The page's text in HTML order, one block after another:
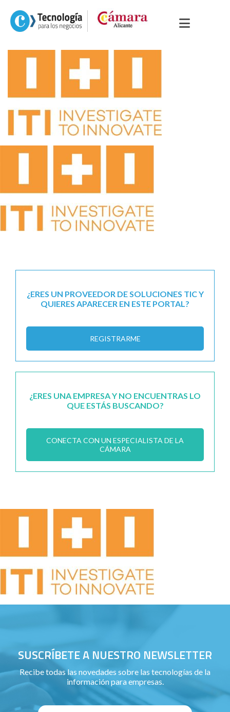
¿ERES UN PROVEEDOR DE SOLUCIONES TIC Y
QUIERES APARECER EN ESTE PORTAL?
REGISTRARME
¿ERES UNA EMPRESA Y NO ENCUENTRAS LO
QUE ESTÁS BUSCANDO?
CONECTA CON UN ESPECIALISTA DE LA
CÁMARA
SUSCRÍBETE A NUESTRO NEWSLETTER
Recibe todas las novedades sobre las tecnologías de la
información para empresas.